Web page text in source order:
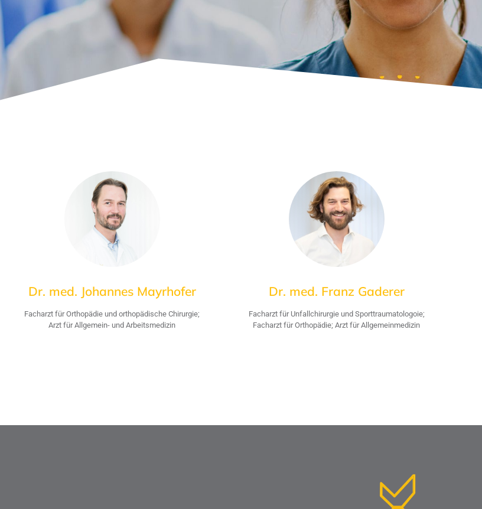
Dr. med. Johannes Mayrhofer
Facharzt für Orthopädie und orthopädische Chirurgie;
Arzt für Allgemein- und Arbeitsmedizin
Dr. med. Franz Gaderer
Facharzt für Unfallchirurgie und Sporttraumatologoie;
Facharzt für Orthopädie; Arzt für Allgemeinmedizin